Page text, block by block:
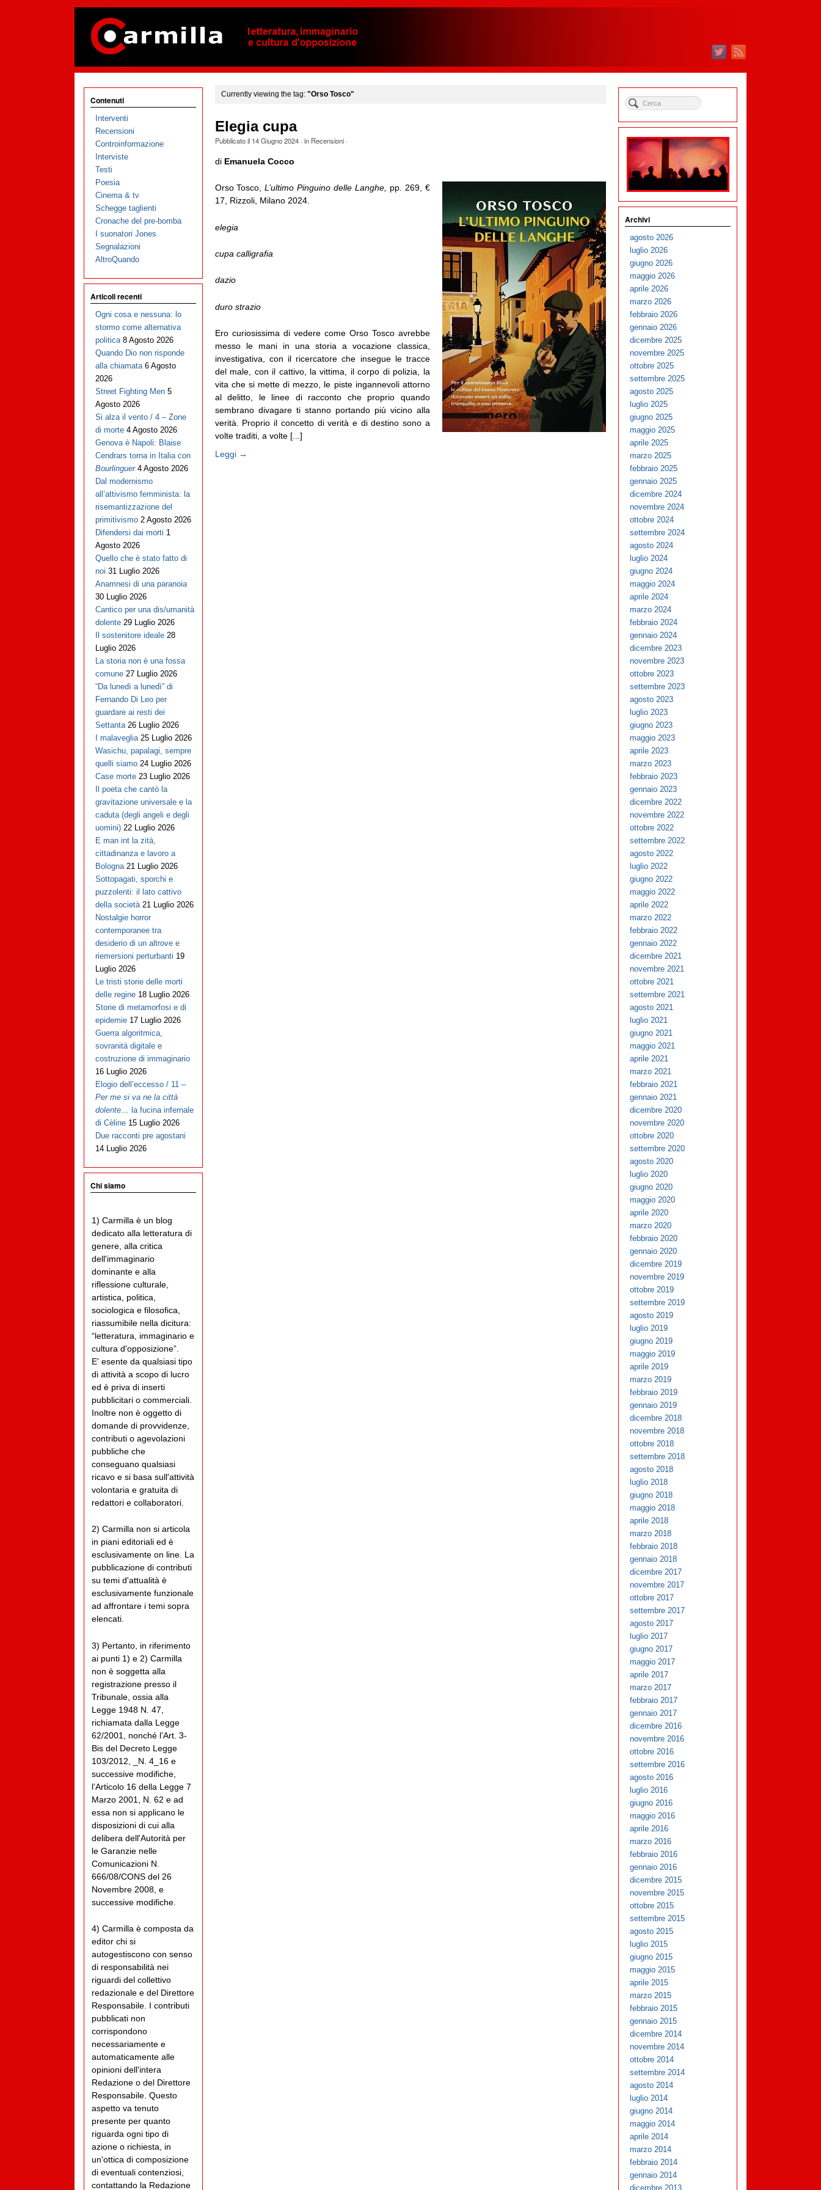
Currently viewing the tag: "Orso Tosco"
Elegia cupa
Pubblicato il 14 Giugno 2024· in Recensioni·
di Emanuela Cocco
Orso Tosco,L’ultimo Pinguino delle Langhe
pp. 269, €
17, Rizzoli, Milano 2024.
elegia
cupa calligrafia
dazio
duro strazio
Ero curiosissima di vedere come Orso Tosco avrebbe
messo le mani in una storia a vocazione classica,
investigativa, con il ricercatore che insegue le tracce
del male, con il cattivo, la vittima, il corpo di polizia, la
vita che si mette di mezzo, le piste ingannevoli attorno
al delitto, le linee di racconto che proprio quando
sembrano divagare ti stanno portando più vicino alla
verità. Proprio il concetto di verità e di destino sono a
volte traditi, a volte [...]
Leggi →
Contenuti
Interventi
Recensioni
Controinformazione
Interviste
Testi
Poesia
Cinema & tv
Schegge taglienti
Cronache del pre-bomba
I suonatori Jones
Segnalazioni
AltroQuando
Articoli recenti
Ogni cosa e nessuna: lo
stormo come alternativa
politica 8 Agosto 2026
Quando Dio non risponde
alla chiamata 6 Agosto
2026
Street Fighting Men 5
Agosto 2026
Si alza il vento / 4 – Zone
di morte 4 Agosto 2026
Genova è Napoli: Blaise
Cendrars torna in Italia con
Bourlinguer 4 Agosto 2026
Dal modernismo
all’attivismo femminista: la
risemantizzazione del
primitivismo 2 Agosto 2026
Difendersi dai morti 1
Agosto 2026
Quello che è stato fatto di
noi 31 Luglio 2026
Anamnesi di una paranoia
30 Luglio 2026
Cantico per una dis/umanità
dolente 29 Luglio 2026
Il sostenitore ideale 28
Luglio 2026
La storia non è una fossa
comune 27 Luglio 2026
“Da lunedì a lunedì” di
Fernando Di Leo per
guardare ai resti dei
Settanta 26 Luglio 2026
I malaveglia 25 Luglio 2026
Wasichu, papalagi, sempre
quelli siamo 24 Luglio 2026
Case morte 23 Luglio 2026
Il poeta che cantò la
gravitazione universale e la
caduta (degli angeli e degli
uomini) 22 Luglio 2026
E man int la zità,
cittadinanza e lavoro a
Bologna 21 Luglio 2026
Sottopagati, sporchi e
puzzolenti: il lato cattivo
della società 21 Luglio 2026
Nostalgie horror
contemporanee tra
desiderio di un altrove e
riemersioni perturbanti 19
Luglio 2026
Le tristi storie delle morti
delle regine 18 Luglio 2026
Storie di metamorfosi e di
epidemie 17 Luglio 2026
Guerra algoritmica,
sovranità digitale e
costruzione di immaginario
16 Luglio 2026
Elogio dell’eccesso / 11 –
Per me si va ne la città
dolente… la fucina infernale
di Cèline 15 Luglio 2026
Due racconti pre agostani
14 Luglio 2026
Chi siamo
1) Carmilla è un blog
dedicato alla letteratura di
genere, alla critica
dell'immaginario
dominante e alla
riflessione culturale,
artistica, politica,
sociologica e filosofica,
riassumibile nella dicitura:
“letteratura, immaginario e
cultura d'opposizione”.
E' esente da qualsiasi tipo
di attività a scopo di lucro
ed è priva di inserti
pubblicitari o commerciali.
Inoltre non è oggetto di
domande di provvidenze,
contributi o agevolazioni
pubbliche che
conseguano qualsiasi
ricavo e si basa sull'attività
volontaria e gratuita di
redattori e collaboratori.
2) Carmilla non si articola
in piani editoriali ed è
esclusivamente on line. La
pubblicazione di contributi
su temi d'attualità è
esclusivamente funzionale
ad affrontare i temi sopra
elencati.
3) Pertanto, in riferimento
ai punti 1) e 2) Carmilla
non è soggetta alla
registrazione presso il
Tribunale, ossia alla
Legge 1948 N. 47,
richiamata dalla Legge
62/2001, nonché l’Art. 3-
Bis del Decreto Legge
103/2012, _N. 4_16 e
successive modifiche,
l’Articolo 16 della Legge 7
Marzo 2001, N. 62 e ad
essa non si applicano le
disposizioni di cui alla
delibera dell'Autorità per
le Garanzie nelle
Comunicazioni N.
666/08/CONS del 26
Novembre 2008, e
successive modifiche.
4) Carmilla è composta da
editor chi si
autogestiscono con senso
di responsabilità nei
riguardi del collettivo
redazionale e del Direttore
Responsabile. I contributi
pubblicati non
corrispondono
necessariamente e
automaticamente alle
opinioni dell'intera
Redazione o del Direttore
Responsabile. Questo
aspetto va tenuto
presente per quanto
riguarda ogni tipo di
azione o richiesta, in
un'ottica di composizione
di eventuali contenziosi,
contattando la Redazione
Archivi
agosto 2026
luglio 2026
giugno 2026
maggio 2026
aprile 2026
marzo 2026
febbraio 2026
gennaio 2026
dicembre 2025
novembre 2025
ottobre 2025
settembre 2025
agosto 2025
luglio 2025
giugno 2025
maggio 2025
aprile 2025
marzo 2025
febbraio 2025
gennaio 2025
dicembre 2024
novembre 2024
ottobre 2024
settembre 2024
agosto 2024
luglio 2024
giugno 2024
maggio 2024
aprile 2024
marzo 2024
febbraio 2024
gennaio 2024
dicembre 2023
novembre 2023
ottobre 2023
settembre 2023
agosto 2023
luglio 2023
giugno 2023
maggio 2023
aprile 2023
marzo 2023
febbraio 2023
gennaio 2023
dicembre 2022
novembre 2022
ottobre 2022
settembre 2022
agosto 2022
luglio 2022
giugno 2022
maggio 2022
aprile 2022
marzo 2022
febbraio 2022
gennaio 2022
dicembre 2021
novembre 2021
ottobre 2021
settembre 2021
agosto 2021
luglio 2021
giugno 2021
maggio 2021
aprile 2021
marzo 2021
febbraio 2021
gennaio 2021
dicembre 2020
novembre 2020
ottobre 2020
settembre 2020
agosto 2020
luglio 2020
giugno 2020
maggio 2020
aprile 2020
marzo 2020
febbraio 2020
gennaio 2020
dicembre 2019
novembre 2019
ottobre 2019
settembre 2019
agosto 2019
luglio 2019
giugno 2019
maggio 2019
aprile 2019
marzo 2019
febbraio 2019
gennaio 2019
dicembre 2018
novembre 2018
ottobre 2018
settembre 2018
agosto 2018
luglio 2018
giugno 2018
maggio 2018
aprile 2018
marzo 2018
febbraio 2018
gennaio 2018
dicembre 2017
novembre 2017
ottobre 2017
settembre 2017
agosto 2017
luglio 2017
giugno 2017
maggio 2017
aprile 2017
marzo 2017
febbraio 2017
gennaio 2017
dicembre 2016
novembre 2016
ottobre 2016
settembre 2016
agosto 2016
luglio 2016
giugno 2016
maggio 2016
aprile 2016
marzo 2016
febbraio 2016
gennaio 2016
dicembre 2015
novembre 2015
ottobre 2015
settembre 2015
agosto 2015
luglio 2015
giugno 2015
maggio 2015
aprile 2015
marzo 2015
febbraio 2015
gennaio 2015
dicembre 2014
novembre 2014
ottobre 2014
settembre 2014
agosto 2014
luglio 2014
giugno 2014
maggio 2014
aprile 2014
marzo 2014
febbraio 2014
gennaio 2014
dicembre 2013